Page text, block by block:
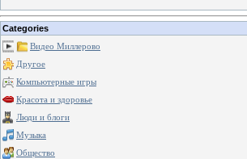
Categories
Видео Миллерово
Другое
Компьютерные игры
Красота и здоровье
Люди и блоги
Музыка
Общество